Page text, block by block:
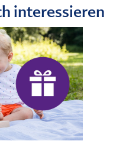
interessieren